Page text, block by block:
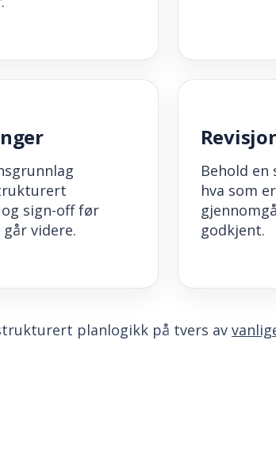
sign-off før
videre.
Behold
hva som
godkjent.
planlogikk på tvers av